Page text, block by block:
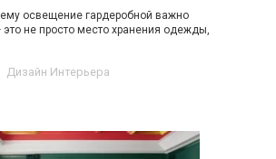
освещение гардеробной важно
не просто место хранения одежды,
Дизайн Интерьера